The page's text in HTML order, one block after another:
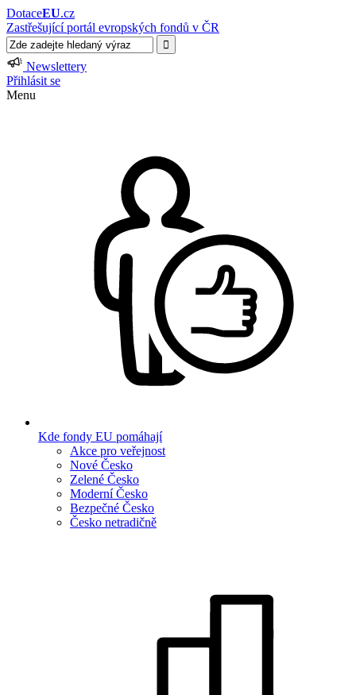
DotaceEU.cz
Zastřešující portál evropských fondů v ČR
Newslettery
Přihlásit se
Menu
Kde fondy EU pomáhají
Akce pro veřejnost
Nové Česko
Zelené Česko
Moderní Česko
Bezpečné Česko
Česko netradičně